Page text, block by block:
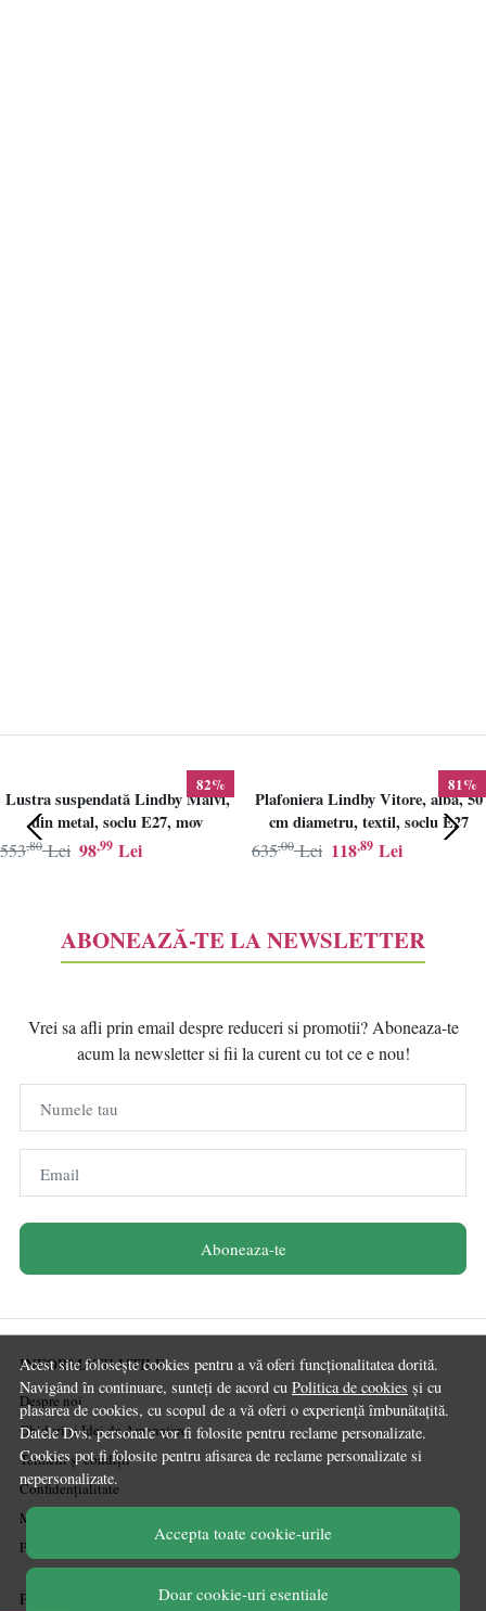
Acest site folosește cookies pentru a vă oferi funcționalitatea dorită.
Navigând în continuare, sunteți de acord cu Politica de cookies și cu
plasarea de cookies, cu scopul de a vă oferi o experiență îmbunătațită.
Datele Dvs. personale vor fi folosite pentru reclame personalizate.
Cookies pot fi folosite pentru afisarea de reclame personalizate si
nepersonalizate.
Accepta toate cookie-urile
Doar cookie-uri esentiale
82%
Lustra suspendată Lindby Maivi,
din metal, soclu E27, mov
98,99 Lei
553,80 Lei
81%
Plafoniera Lindby Vitore, alba, 50
cm diametru, textil, soclu E27
118,89 Lei
635,00 Lei
ABONEAZĂ-TE LA NEWSLETTER
Vrei sa afli prin email despre reduceri si promotii? Aboneaza-te
acum la newsletter si fii la curent cu tot ce e nou!
Numele tau
Email
Aboneaza-te
INFORMATII UTILE
Despre noi
Ghiduri și Idei de Amenajare
Termeni și condiții
Confidențialitate
Mărturiile clienților
Politica de Cookies
PLATA SI LIVRARE